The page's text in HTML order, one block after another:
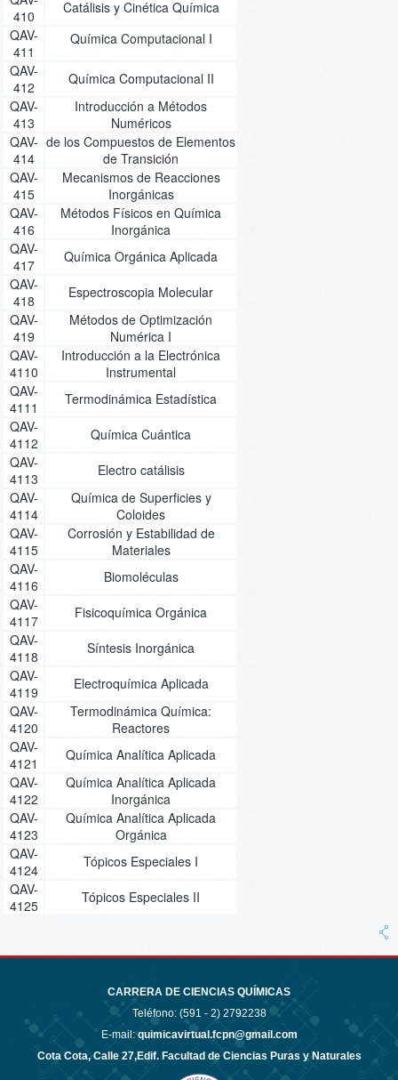
410
Catálisis y Cinética Química
QAV-
411
Química Computacional I
QAV-
412
Química Computacional II
QAV-
413
Introducción a Métodos
Numéricos
QAV-
414
de los Compuestos de Elementos
de Transición
QAV-
415
Mecanismos de Reacciones
Inorgánicas
QAV-
416
Métodos Físicos en Química
Inorgánica
QAV-
417
Química Orgánica Aplicada
QAV-
418
Espectroscopia Molecular
QAV-
419
Métodos de Optimización
Numérica I
QAV-
4110
Introducción a la Electrónica
Instrumental
QAV-
4111
Termodinámica Estadística
QAV-
4112
Química Cuántica
QAV-
4113
Electro catálisis
QAV-
4114
Química de Superficies y
Coloides
QAV-
4115
Corrosión y Estabilidad de
Materiales
QAV-
4116
Biomoléculas
QAV-
4117
Fisicoquímica Orgánica
QAV-
4118
Síntesis Inorgánica
QAV-
4119
Electroquímica Aplicada
QAV-
4120
Termodinámica Química:
Reactores
QAV-
4121
Química Analítica Aplicada
QAV-
4122
Química Analítica Aplicada
Inorgánica
QAV-
4123
Química Analítica Aplicada
Orgánica
QAV-
4124
Tópicos Especiales I
QAV-
4125
Tópicos Especiales II
CARRERA DE CIENCIAS QUÍMICAS
Teléfono: (591 - 2) 2792238
E-mail: quimicavirtual.fcpn@gmail.com
Cota Cota, Calle 27,Edif. Facultad de Ciencias Puras y Naturales